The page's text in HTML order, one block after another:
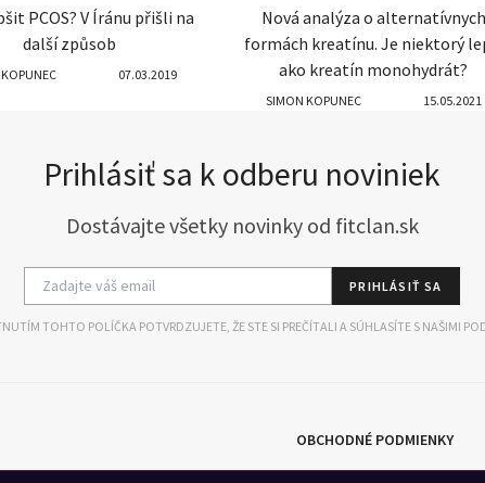
PCOS? V Íránu přišli na
další způsob
07.03.2019
Nová analýza o alternatívnych
formách kreatínu. Je niektorý
ako kreatín monohydrát?
SIMON KOPUNEC 15.05.2021
Prihlásiť sa k odberu noviniek
Dostávajte všetky novinky od fitclan.sk
PRIHLÁSIŤ SA
TOHTO POLÍČKA POTVRDZUJETE, ŽE STE SI PREČÍTALI A SÚHLASÍTE S NAŠIMI
OBCHODNÉ PODMIENKY